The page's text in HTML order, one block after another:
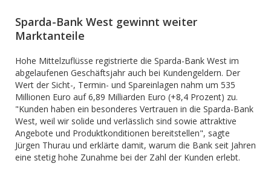
Sparda-Bank West gewinnt weiter
Marktanteile
Hohe Mittelzuflüsse registrierte die Sparda-Bank West im
abgelaufenen Geschäftsjahr auch bei Kundengeldern. Der
Wert der Sicht-, Termin- und Spareinlagen nahm um 535
Millionen Euro auf 6,89 Milliarden Euro (+8,4 Prozent) zu.
"Kunden haben ein besonderes Vertrauen in die Sparda-Bank
West, weil wir solide und verlässlich sind sowie attraktive
Angebote und Produktkonditionen bereitstellen", sagte
Jürgen Thurau und erklärte damit, warum die Bank seit Jahren
eine stetig hohe Zunahme bei der Zahl der Kunden erlebt.